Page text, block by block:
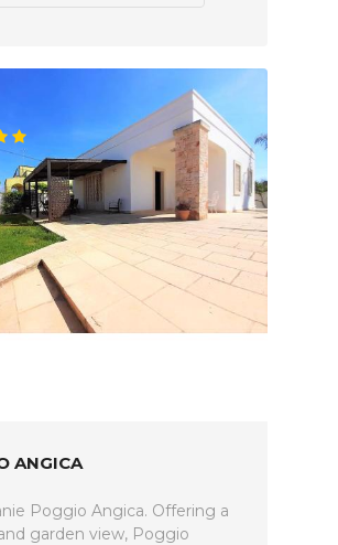
ANGICA
Poggio Angica. Offering a
garden view, Poggio